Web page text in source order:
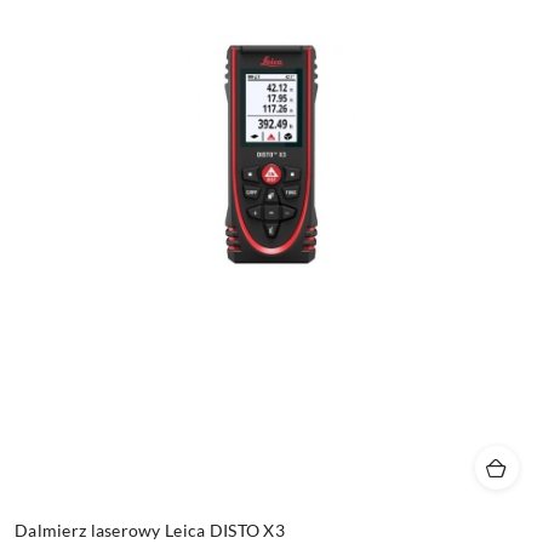
Dalmierz laserowy Leica DISTO X3